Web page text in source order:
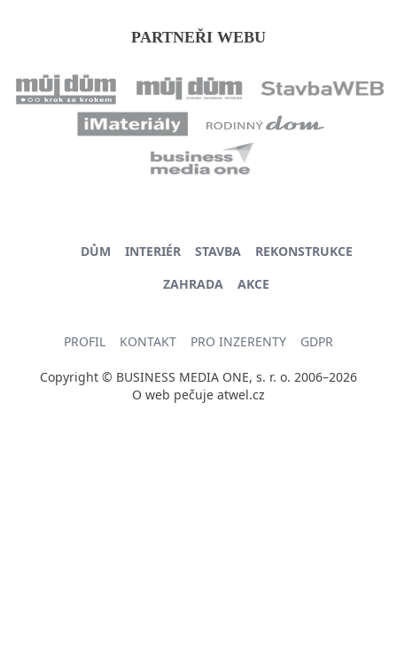
PARTNEŘI WEBU
DŮM INTERIÉR STAVBA
REKONSTRUKCE
ZAHRADA
AKCE
PROFIL KONTAKT PRO INZERENTY GDPR
Copyright © BUSINESS MEDIA ONE, s. r. o. 2006–2026